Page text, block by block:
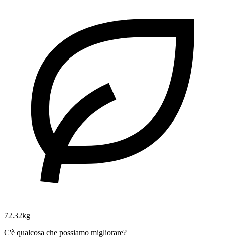
72.32kg
C'è qualcosa che possiamo migliorare?